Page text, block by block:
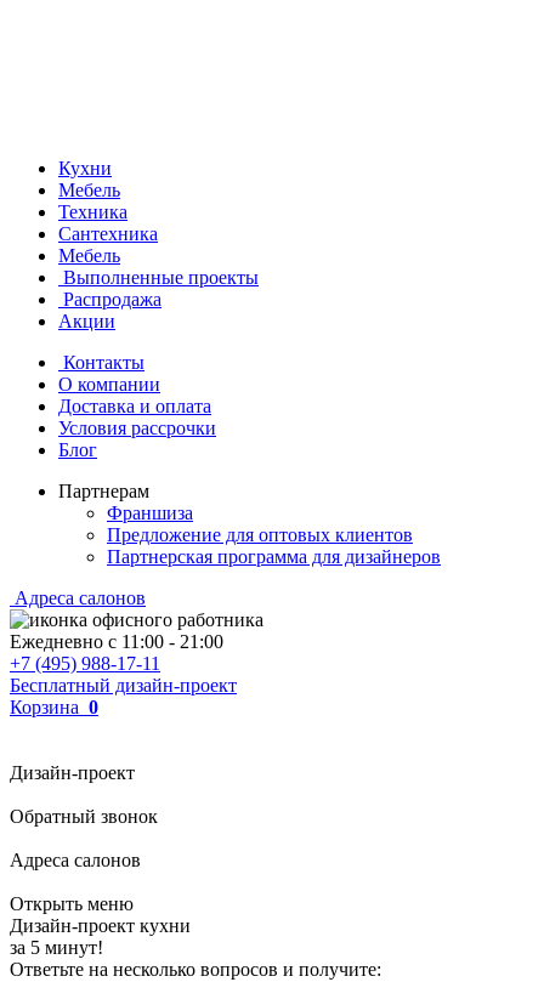
Кухни
Мебель
Техника
Сантехника
Мебель
Выполненные проекты
Распродажа
Акции
Контакты
О компании
Доставка и оплата
Условия рассрочки
Блог
Партнерам
Франшиза
Предложение для оптовых клиентов
Партнерская программа для дизайнеров
Адреса салонов
Ежедневно с 11:00 - 21:00
+7 (495) 988-17-11
Бесплатный дизайн-проект
Корзина 0
Дизайн-проект
Обратный звонок
Адреса салонов
Открыть меню
Дизайн-проект кухни
за 5 минут!
Ответьте на несколько вопросов и получите: